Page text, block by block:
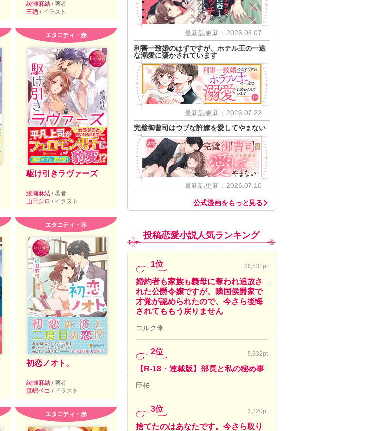
綾瀬麻結 / 著者
三廼 / イラスト
エタニティ・赤
駆け引きラヴァーズ
綾瀬麻結 / 著者
山田シロ / イラスト
エタニティ・赤
初恋ノオト。
綾瀬麻結 / 著者
森嶋ペコ / イラスト
エタニティ・赤
最新話更新：2026.08.07
利害一致婚のはずですが、ホテル王の一途
な溺愛に蕩かされています
最新話更新：2026.07.22
完璧御曹司はウブな許嫁を愛してやまない
最新話更新：2026.07.10
公式漫画をもっと見る
投稿恋愛小説人気ランキング
1位 30,531pt
婚約者も家族も義母に奪われ追放さ
れた公爵令嬢ですが、隣国侯爵家で
才覚が認められたので、今さら後悔
されてももう戻りません
コルク傘
2位 5,332pt
【R-18・連載版】部長と私の秘め事
臣桜
3位 3,720pt
捨てたのはあなたです。今さら取り